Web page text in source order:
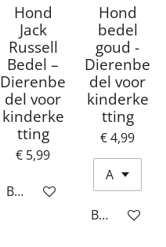
Hond
Jack
Russell
Bedel –
Dierenbe
del voor
kinderke
tting
€ 5,99
Bekijk details
Hond
bedel
goud -
Dierenbe
del voor
kinderke
tting
€ 4,99
Bekijk details